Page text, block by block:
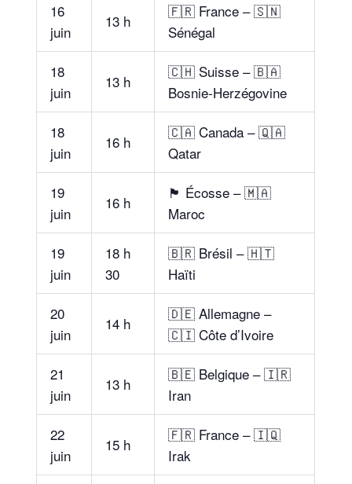
16
juin
13 h
🇫🇷 France – 🇸🇳
Sénégal
18
juin
13 h
🇨🇭 Suisse – 🇧🇦
Bosnie-Herzégovine
18
juin
16 h
🇨🇦 Canada – 🇶🇦
Qatar
19
juin
16 h
🏴 Écosse – 🇲🇦
Maroc
19
juin
18 h
30
🇧🇷 Brésil – 🇭🇹
Haïti
20
juin
14 h
🇩🇪 Allemagne –
🇨🇮 Côte d’Ivoire
21
juin
13 h
🇧🇪 Belgique – 🇮🇷
Iran
22
juin
15 h
🇫🇷 France – 🇮🇶
Irak